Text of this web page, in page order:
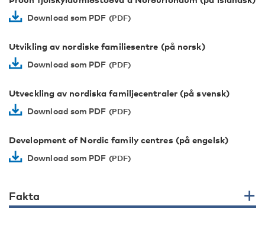
Download som PDF
Utvikling av nordiske familiesentre (på norsk)
Download som PDF
Utveckling av nordiska familjecentraler (på svensk)
Download som PDF
Development of Nordic family centres (på engelsk)
Download som PDF
Fakta